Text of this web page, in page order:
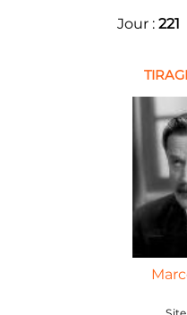
Jour : 221